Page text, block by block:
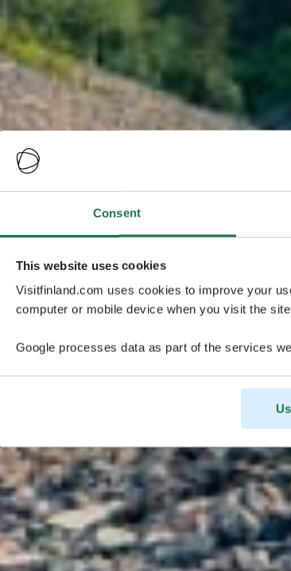
Consent
This website uses cookies
Visitfinland.com uses cookies to improve your
computer or mobile device when you visit the
Google processes data as part of the services